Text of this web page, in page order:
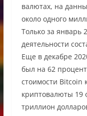
валютах, на
около одного
Только за январь
деятельности
Еще в декабре
был на 62
стоимости Bitcoin
криптовалюты 19
триллион